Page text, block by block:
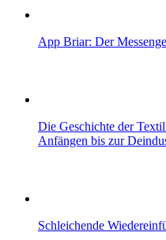
App Briar: Der
Die Geschichte der
Anfängen bis zur
Schleichende